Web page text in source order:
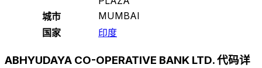
城市
MUMBAI
国家
印度
ABHYUDAYA CO-OPERATIVE BANK LTD. 代码详